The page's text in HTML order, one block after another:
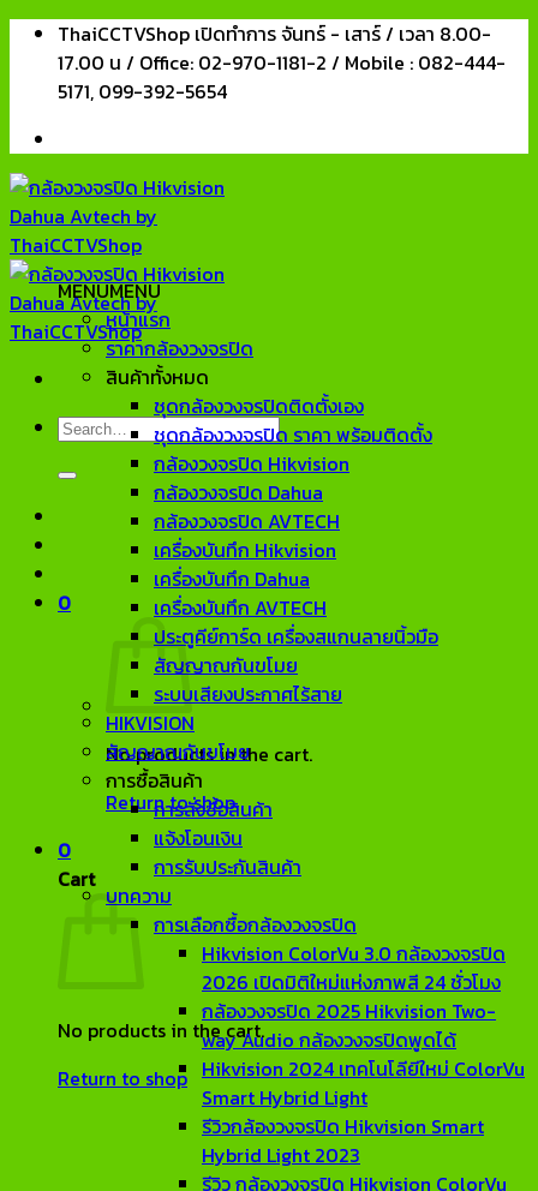
Skip
content
ThaiCCTVShop เปิดทำการ จันทร์ - เสาร์ / เวลา 8.00-
17.00 น / Office: 02-970-1181-2 / Mobile : 082-444-
5171, 099-392-5654
Search
0
No products in the cart.
Return to shop
0
Cart
No products in the cart.
Return to shop
MENUMENU
หน้าแรก
ราคากล้องวงจรปิด
สินค้าทั้งหมด
ชุดกล้องวงจรปิดติดตั้งเอง
ชุดกล้องวงจรปิด ราคา พร้อมติดตั้ง
กล้องวงจรปิด Hikvision
กล้องวงจรปิด Dahua
กล้องวงจรปิด AVTECH
เครื่องบันทึก Hikvision
เครื่องบันทึก Dahua
เครื่องบันทึก AVTECH
ประตูคีย์การ์ด เครื่องสแกนลายนิ้วมือ
สัญญาณกันขโมย
ระบบเสียงประกาศไร้สาย
HIKVISION
สัญญาณกันขโมย
การซื้อสินค้า
การสั่งซื้อสินค้า
แจ้งโอนเงิน
การรับประกันสินค้า
บทความ
การเลือกซื้อกล้องวงจรปิด
Hikvision ColorVu 3.0 กล้องวงจรปิด
2026 เปิดมิติใหม่แห่งภาพสี 24 ชั่วโมง
กล้องวงจรปิด 2025 Hikvision Two-
way Audio กล้องวงจรปิดพูดได้
Hikvision 2024 เทคโนโลียีใหม่ ColorVu
Smart Hybrid Light
รีวิวกล้องวงจรปิด Hikvision Smart
Hybrid Light 2023
รีวิว กล้องวงจรปิด Hikvision ColorVu